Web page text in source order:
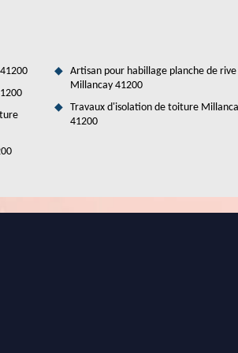
Artisan pour habillage planche de rive
Millancay 41200
Travaux d'isolation de toiture
41200